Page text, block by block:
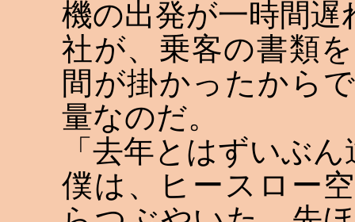
機の出発が一時間遅
社が、乗客の書類
間が掛かったから
量なのだ。
「去年とはずいぶ
僕は、ヒースロー